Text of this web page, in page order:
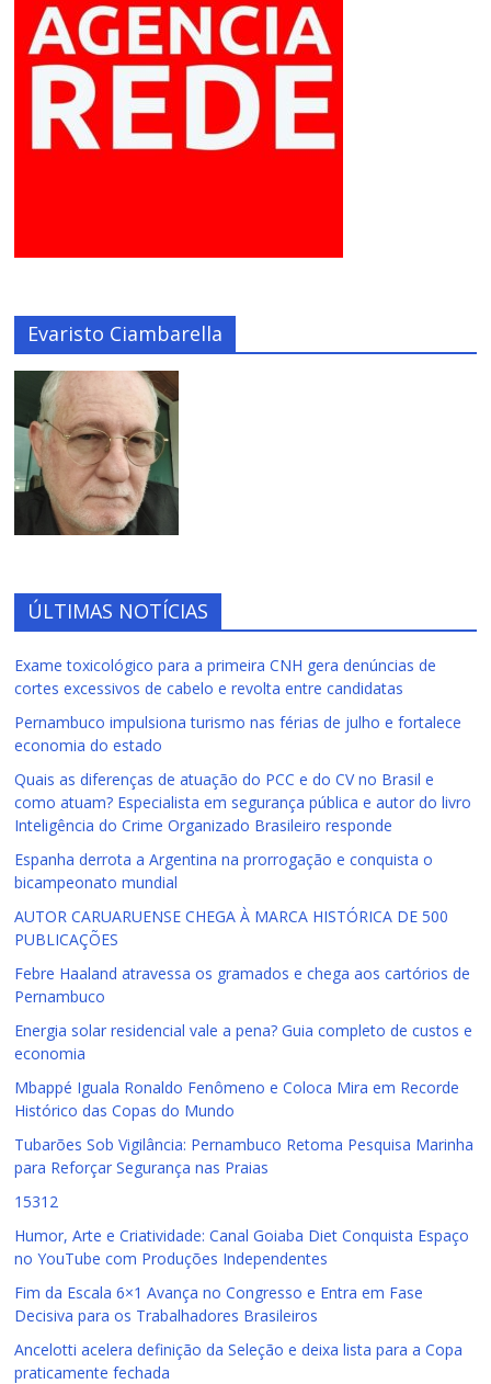
Evaristo Ciambarella
ÚLTIMAS NOTÍCIAS
Exame toxicológico para a primeira CNH gera denúncias de
cortes excessivos de cabelo e revolta entre candidatas
Pernambuco impulsiona turismo nas férias de julho e fortalece
economia do estado
Quais as diferenças de atuação do PCC e do CV no Brasil e
como atuam? Especialista em segurança pública e autor do livro
Inteligência do Crime Organizado Brasileiro responde
Espanha derrota a Argentina na prorrogação e conquista o
bicampeonato mundial
AUTOR CARUARUENSE CHEGA À MARCA HISTÓRICA DE 500
PUBLICAÇÕES
Febre Haaland atravessa os gramados e chega aos cartórios de
Pernambuco
Energia solar residencial vale a pena? Guia completo de custos e
economia
Mbappé Iguala Ronaldo Fenômeno e Coloca Mira em Recorde
Histórico das Copas do Mundo
Tubarões Sob Vigilância: Pernambuco Retoma Pesquisa Marinha
para Reforçar Segurança nas Praias
15312
Humor, Arte e Criatividade: Canal Goiaba Diet Conquista Espaço
no YouTube com Produções Independentes
Fim da Escala 6×1 Avança no Congresso e Entra em Fase
Decisiva para os Trabalhadores Brasileiros
Ancelotti acelera definição da Seleção e deixa lista para a Copa
praticamente fechada